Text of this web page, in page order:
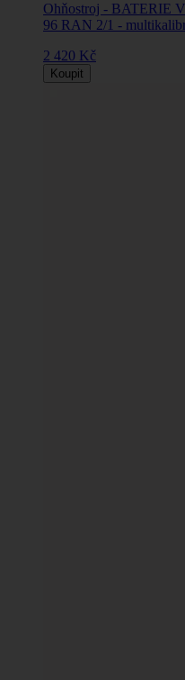
Ohňostroj - BATERIE
96 RAN 2/1 -
2 420 Kč
Koupit